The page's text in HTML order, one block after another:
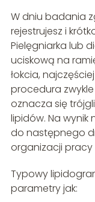
W dniu badania
rejestrujesz i
Pielęgniarka lub
uciskową na
łokcia,
procedura
oznacza się
lipidów. Na wynik
do następnego
organizacji
Typowy
parametry jak: